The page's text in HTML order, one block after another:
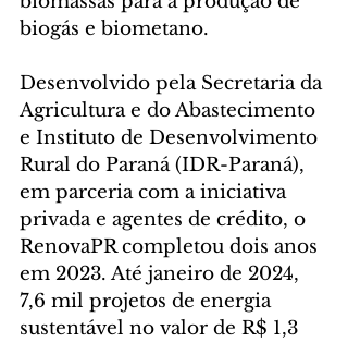
biogás e biometano.
Desenvolvido pela Secretaria da
Agricultura e do Abastecimento
e Instituto de Desenvolvimento
Rural do Paraná (IDR-Paraná),
em parceria com a iniciativa
privada e agentes de crédito, o
RenovaPR completou dois anos
em 2023. Até janeiro de 2024,
7,6 mil projetos de energia
sustentável no valor de R$ 1,3